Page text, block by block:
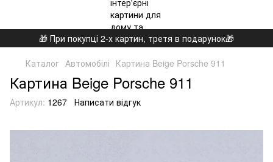
🎁 При покупці 2-х картин, третя в подарунок🎁
Каталог Автомобілі Картина Beige Porsche 911
Картина Beige Porsche 911
Артикул: 1267 Написати відгук